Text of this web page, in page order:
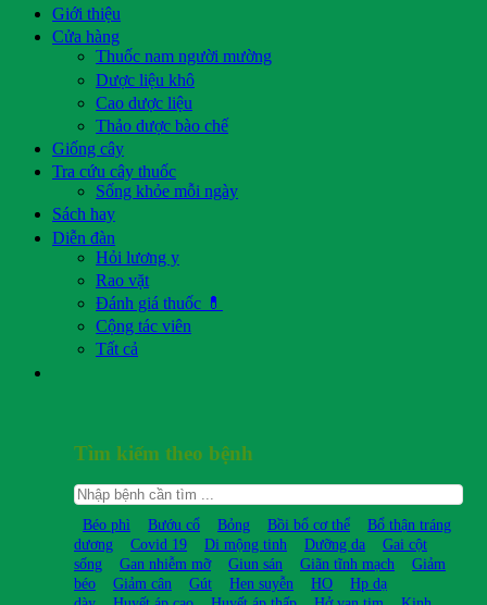
Giới thiệu
Cửa hàng
Thuốc nam người mường
Dược liệu khô
Cao dược liệu
Thảo dược bào chế
Giống cây
Tra cứu cây thuốc
Sống khỏe mỗi ngày
Sách hay
Diễn đàn
Hỏi lương y
Rao vặt
Đánh giá thuốc 💊
Cộng tác viên
Tất cả
Tìm kiếm theo bệnh
Béo phì Bướu cổ Bỏng Bồi bổ cơ thể
Bổ thận tráng
dương
Covid 19 Di mộng tinh Dưỡng da
Gai cột
sống
Gan nhiễm mỡ Giun sán Giãn tĩnh mạch
Giảm
béo
Giảm cân Gút Hen suyễn HO
Hp dạ